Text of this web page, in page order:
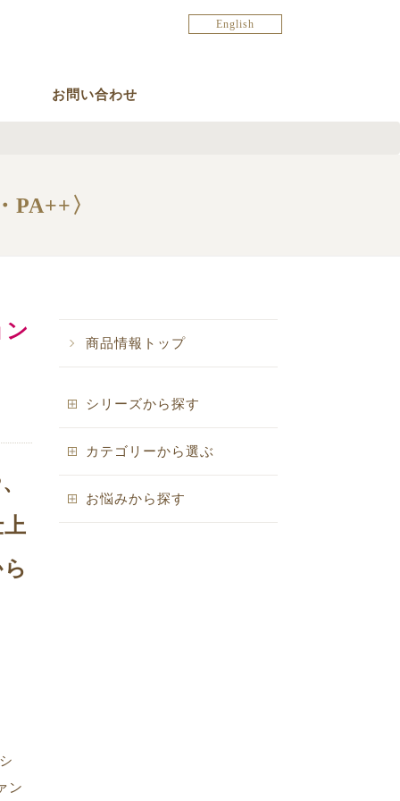
お問い合わせ
English
〉
ン
商品情報トップ
シリーズから探す
カテゴリーから選ぶ
お悩みから探す